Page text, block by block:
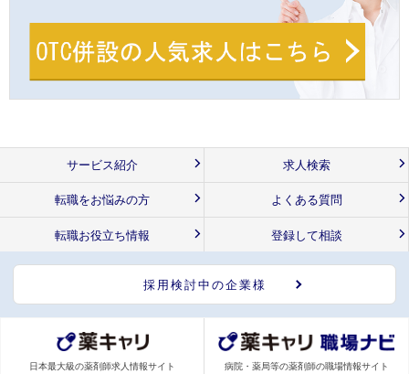
サービス紹介 求人検索
転職をお悩みの方 よくある質問
転職お役立ち情報 登録して相談
採用検討中の企業様
日本最大級の薬剤師求人情報サイト 病院・薬局等の薬剤師の職場情報サイト